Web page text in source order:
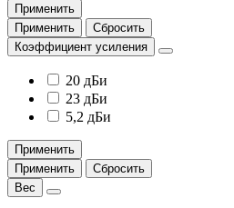
Применить
Применить
Сбросить
Коэффициент усиления
20 дБи
23 дБи
5,2 дБи
Применить
Применить
Сбросить
Вес